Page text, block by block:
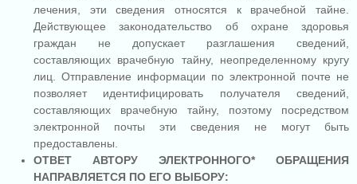
лечения, эти сведения относятся к врачебной тайне.
Действующее законодательство об охране здоровья
граждан не допускает разглашения сведений,
составляющих врачебную тайну, неопределенному кругу
лиц. Отправление информации по электронной почте не
позволяет идентифицировать получателя сведений,
составляющих врачебную тайну, поэтому посредством
электронной почты эти сведения не могут быть
предоставлены.
ОТВЕТ АВТОРУ ЭЛЕКТРОННОГО* ОБРАЩЕНИЯ
НАПРАВЛЯЕТСЯ ПО ЕГО ВЫБОРУ: